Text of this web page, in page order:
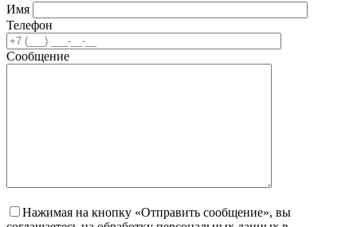
Имя
Телефон
Сообщение
Нажимая на кнопку «Отправить сообщение», вы